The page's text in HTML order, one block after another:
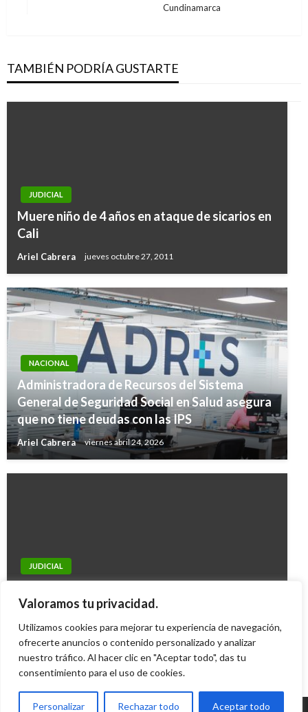
Valoramos tu privacidad.
Utilizamos cookies para mejorar tu experiencia de navegación,
ofrecerte anuncios o contenido personalizado y analizar
nuestro tráfico. Al hacer clic en "Aceptar todo", das tu
consentimiento para el uso de cookies.
Personalizar Rechazar todo Aceptar todo
Cundinamarca
TAMBIÉN PODRÍA GUSTARTE
JUDICIAL
Muere niño de 4 años en ataque de sicarios en
Cali
Ariel Cabrera jueves octubre 27, 2011
NACIONAL
Administradora de Recursos del Sistema
General de Seguridad Social en Salud asegura
que no tiene deudas con las IPS
Ariel Cabrera viernes abril 24, 2026
JUDICIAL
cerca a Ibagué
Ariel Cabrera martes diciembre 15, 2009
NACIONAL
Resultados de las loterías y chances de este
Ariel Cabrera martes junio 25, 2019